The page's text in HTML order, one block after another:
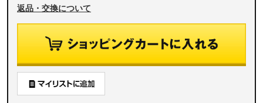
返品・交換について